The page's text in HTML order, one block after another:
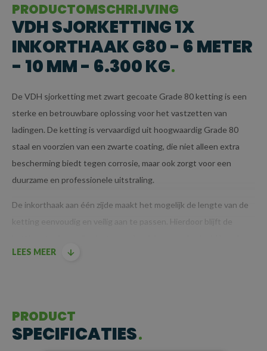
PRODUCTOMSCHRIJVING
VDH SJORKETTING 1X
INKORTHAAK G80 - 6 METER
- 10 MM - 6.300 KG
De VDH sjorketting met zwart gecoate Grade 80 ketting is een
sterke en betrouwbare oplossing voor het vastzetten van
ladingen. De ketting is vervaardigd uit hoogwaardig Grade 80
staal en voorzien van een zwarte coating, die niet alleen extra
bescherming biedt tegen corrosie, maar ook zorgt voor een
duurzame en professionele uitstraling.
De inkorthaak aan één zijde maakt het mogelijk de lengte van de
ketting eenvoudig en veilig aan te passen. Hierdoor blijft de
Voor extra veiligheid wordt de ketting op spanning gebracht met
BELANGRIJKSTE KENMERKEN
LEES MEER
PRODUCT
SPECIFICATIES